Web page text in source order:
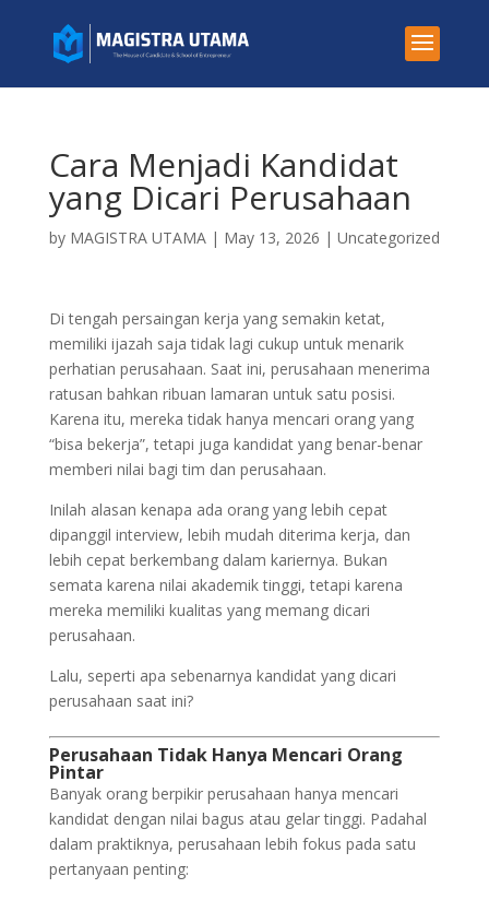
Cara Menjadi Kandidat
yang Dicari Perusahaan
by MAGISTRA UTAMA| May 13, 2026 | Uncategorized
Di tengah persaingan kerja yang semakin ketat,
memiliki ijazah saja tidak lagi cukup untuk menarik
perhatian perusahaan. Saat ini, perusahaan menerima
ratusan bahkan ribuan lamaran untuk satu posisi.
Karena itu, mereka tidak hanya mencari orang yang
“bisa bekerja”, tetapi juga kandidat yang benar-benar
memberi nilai bagi tim dan perusahaan.
Inilah alasan kenapa ada orang yang lebih cepat
dipanggil interview, lebih mudah diterima kerja, dan
lebih cepat berkembang dalam kariernya. Bukan
semata karena nilai akademik tinggi, tetapi karena
mereka memiliki kualitas yang memang dicari
perusahaan.
Lalu, seperti apa sebenarnya kandidat yang dicari
perusahaan saat ini?
Perusahaan Tidak Hanya Mencari Orang
Pintar
Banyak orang berpikir perusahaan hanya mencari
kandidat dengan nilai bagus atau gelar tinggi. Padahal
dalam praktiknya, perusahaan lebih fokus pada satu
pertanyaan penting: